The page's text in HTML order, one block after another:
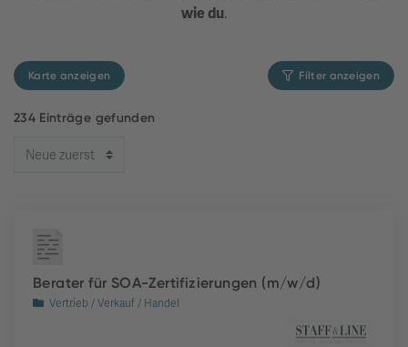
wie du.
Karte anzeigen Filter anzeigen
234 Einträge gefunden
Berater für SOA-Zertifizierungen (m/w/d)
Vertrieb / Verkauf / Handel